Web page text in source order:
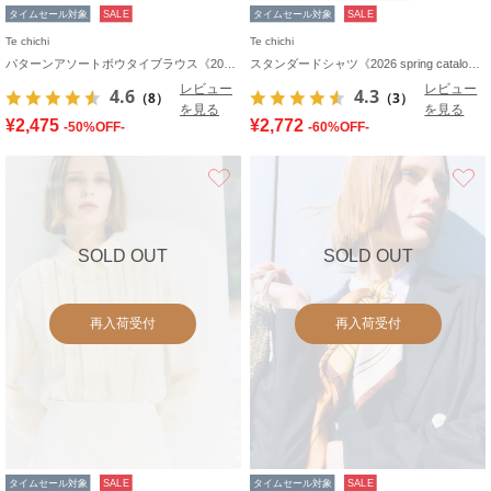
タイムセール対象 SALE
Te chichi
4.6 （8）
レビュー
を見る
¥2,475 -50%OFF-
タイムセール対象 SALE
Te chichi
4.3 （3）
レビュー
を見る
¥2,772 -60%OFF-
SOLD OUT
再入荷受付
タイムセール対象 SALE
SOLD OUT
再入荷受付
タイムセール対象 SALE